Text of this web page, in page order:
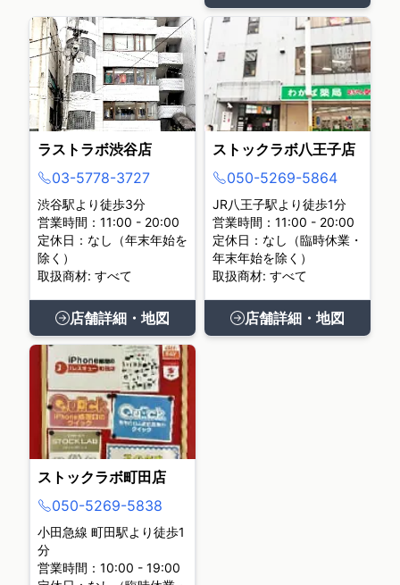
ラストラボ渋谷店
03-5778-3727
渋谷駅より徒歩3分
営業時間：11:00 - 20:00
定休日：なし（年末年始を
除く）
取扱商材: すべて
店舗詳細・地図
ストックラボ八王子店
050-5269-5864
JR八王子駅より徒歩1分
営業時間：11:00 - 20:00
定休日：なし（臨時休業・
年末年始を除く）
取扱商材: すべて
店舗詳細・地図
ストックラボ町田店
050-5269-5838
小田急線 町田駅より徒歩1
分
営業時間：10:00 - 19:00